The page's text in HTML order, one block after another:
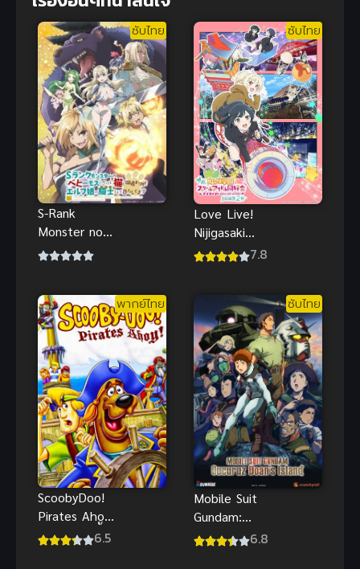
ซับไทย
S-Rank
Monster no
“Behemoth”
มอธ)มอนส
เตอร์ S แรงค์
แต่ตอนนี้ถูก
เอลฟ์เลี้ยงใน
ฐาน(แมว)ครับ
ซับไทย
Love Live!
Nijigasaki
Gakuen
Kanketsu-
hen Part1
เลิฟไลฟ์
ชมรมสคูลไอ
ดอลนิจิกะซากิ
เดอะมูฟวี่
ปัจฉิมบท พาร์
ท 1 ซับไทย
7.8
พากย์ไทย
ScoobyDoo!
Pirates Ahoy!
(2006) สคูบี้ดู
6.5
ซับไทย
Mobile Suit
Gundam:
Cucuruz
6.8